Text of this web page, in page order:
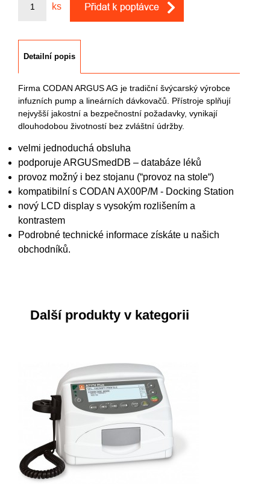
ks
Detailní popis
Firma CODAN ARGUS AG je tradiční švýcarský výrobce
infuzních pump a lineárních dávkovačů. Přístroje splňují
nejvyšší jakostní a bezpečnostní požadavky, vynikají
dlouhodobou životností bez zvláštní údržby.
velmi jednoduchá obsluha
podporuje ARGUSmedDB – databáze léků
provoz možný i bez stojanu (“provoz na stole“)
kompatibilní s CODAN AX00P/M - Docking Station
nový LCD display s vysokým rozlišením a
kontrastem
Podrobné technické informace získáte u našich
obchodníků.
Další produkty v kategorii